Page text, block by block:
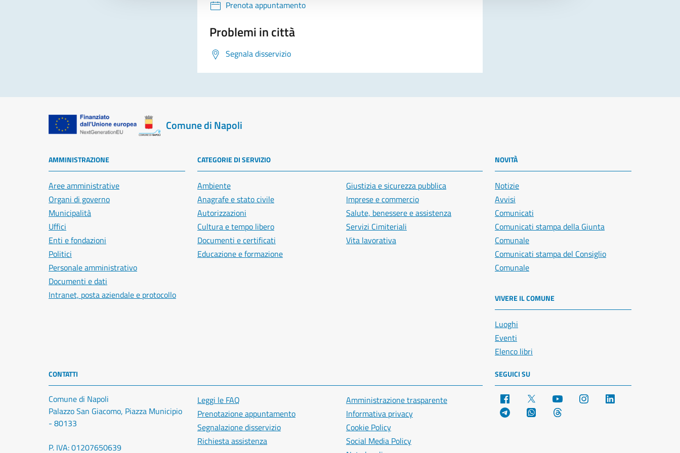
Prenota appuntamento
Problemi in città
Segnala disservizio
Comune di Napoli
AMMINISTRAZIONE
Aree amministrative
Organi di governo
Municipalità
Uffici
Enti e fondazioni
Politici
Personale amministrativo
Documenti e dati
Intranet, posta aziendale e protocollo
CATEGORIE DI SERVIZIO
Ambiente
Anagrafe e stato civile
Autorizzazioni
Cultura e tempo libero
Documenti e certificati
Educazione e formazione
Giustizia e sicurezza pubblica
Imprese e commercio
Salute, benessere e assistenza
Servizi Cimiteriali
Vita lavorativa
NOVITÀ
Notizie
Avvisi
Comunicati
Comunicati stampa della Giunta
Comunale
Comunicati stampa del Consiglio
Comunale
VIVERE IL COMUNE
Luoghi
Eventi
Elenco libri
CONTATTI
Comune di Napoli
Palazzo San Giacomo, Piazza Municipio
- 80133
P. IVA: 01207650639
Leggi le FAQ
Prenotazione appuntamento
Segnalazione disservizio
Richiesta assistenza
Amministrazione trasparente
Informativa privacy
Cookie Policy
Social Media Policy
SEGUICI SU
Facebook YouTube Instagram
Telegram WhatsApp